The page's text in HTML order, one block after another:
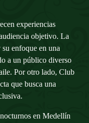
experiencias
objetivo. La
enfoque en una
a un público diverso
Por otro lado, Club
que busca una
en Medellín